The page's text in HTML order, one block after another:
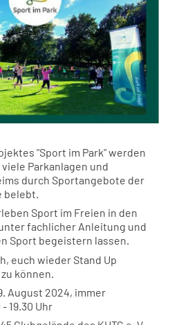
"Sport im Park" werden
Parkanlagen und
durch Sportangebote der
belebt.
Sport im Freien in den
fachlicher Anleitung und
Sport begeistern lassen.
euch wieder Stand Up
können.
August 2024, immer
19.30 Uhr